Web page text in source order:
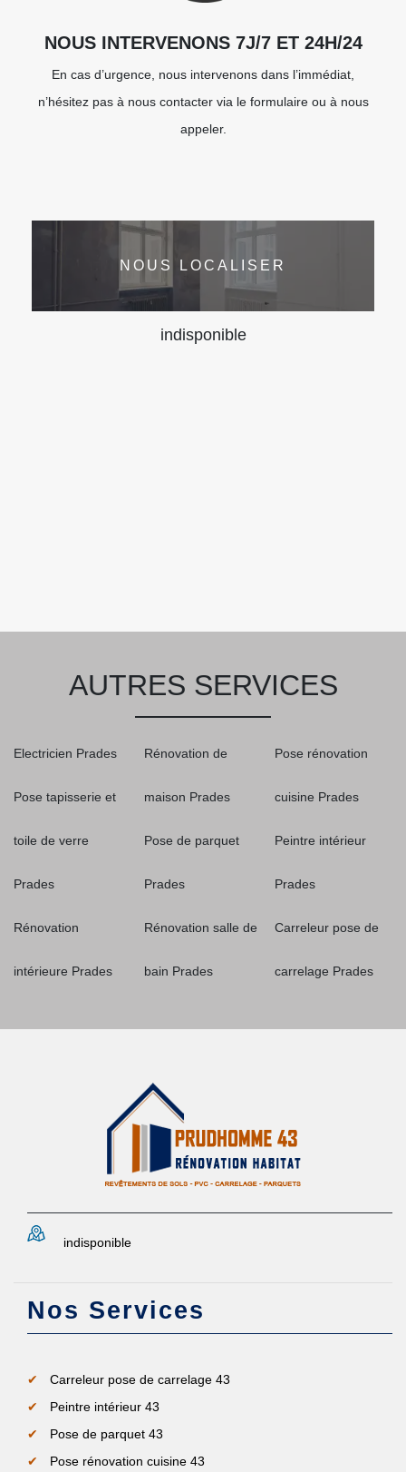
NOUS INTERVENONS 7J/7 ET 24H/24
En cas d’urgence, nous intervenons dans l’immédiat,
n’hésitez pas à nous contacter via le formulaire ou à nous
appeler.
NOUS LOCALISER
indisponible
AUTRES SERVICES
Electricien Prades
Pose tapisserie et
toile de verre
Prades
Rénovation
intérieure Prades
Rénovation de
maison Prades
Pose de parquet
Prades
Rénovation salle de
bain Prades
Pose rénovation
cuisine Prades
Peintre intérieur
Prades
Carreleur pose de
carrelage Prades
indisponible
Nos Services
Carreleur pose de carrelage 43
Peintre intérieur 43
Pose de parquet 43
Pose rénovation cuisine 43